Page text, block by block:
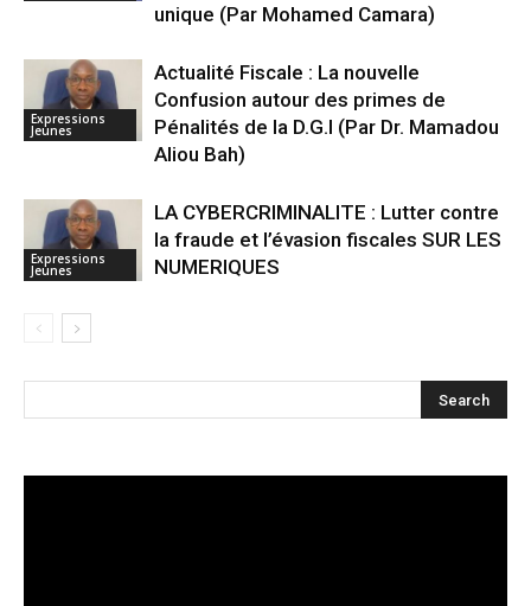
unique (Par Mohamed Camara)
Expressions
Jeunes
Actualité Fiscale : La nouvelle
Confusion autour des primes de
Pénalités de la D.G.I (Par Dr. Mamadou
Aliou Bah)
Expressions
Jeunes
LA CYBERCRIMINALITE : Lutter contre
la fraude et l’évasion fiscales SUR LES
NUMERIQUES